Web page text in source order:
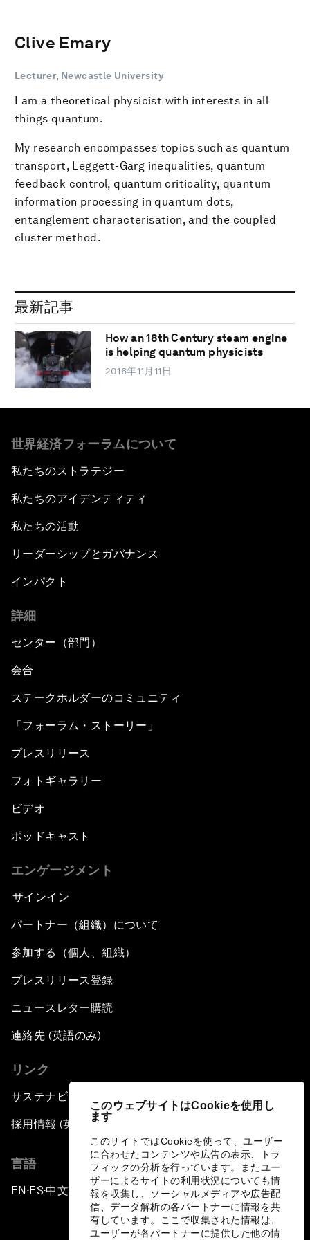
このウェブサイトはCookieを使用し
ます
このサイトではCookieを使って、ユーザー
に合わせたコンテンツや広告の表示、トラ
フィックの分析を行っています。またユー
ザーによるサイトの利用状況についても情
報を収集し、ソーシャルメディアや広告配
信、データ解析の各パートナーに情報を共
有しています。ここで収集された情報は、
ユーザーが各パートナーに提供した他の情
Clive Emary
Lecturer, Newcastle University
I am a theoretical physicist with interests in all
things quantum.
My research encompasses topics such as quantum
transport, Leggett-Garg inequalities, quantum
feedback control, quantum criticality, quantum
information processing in quantum dots,
entanglement characterisation, and the coupled
cluster method.
最新記事
How an 18th Century steam engine
is helping quantum physicists
2016年11月11日
世界経済フォーラムについて
私たちのストラテジー
私たちのアイデンティティ
私たちの活動
リーダーシップとガバナンス
インパクト
詳細
センター（部門）
会合
ステークホルダーのコミュニティ
「フォーラム・ストーリー」
プレスリリース
フォトギャラリー
ビデオ
ポッドキャスト
エンゲージメント
サインイン
パートナー（組織）について
参加する（個人、組織）
プレスリリース登録
ニュースレター購読
連絡先 (英語のみ)
リンク
サステナビリティへの取り組み
採用情報 (英語のみ)
言語
EN ▪ES▪中文▪ 日本語